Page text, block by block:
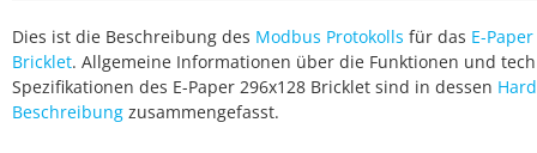
Dies ist die Beschreibung des Modbus Protokolls für das E-
Bricklet. Allgemeine Informationen über die Funktionen und
Spezifikationen des E-Paper 296x128 Bricklet sind in dessen
Beschreibung zusammengefasst.